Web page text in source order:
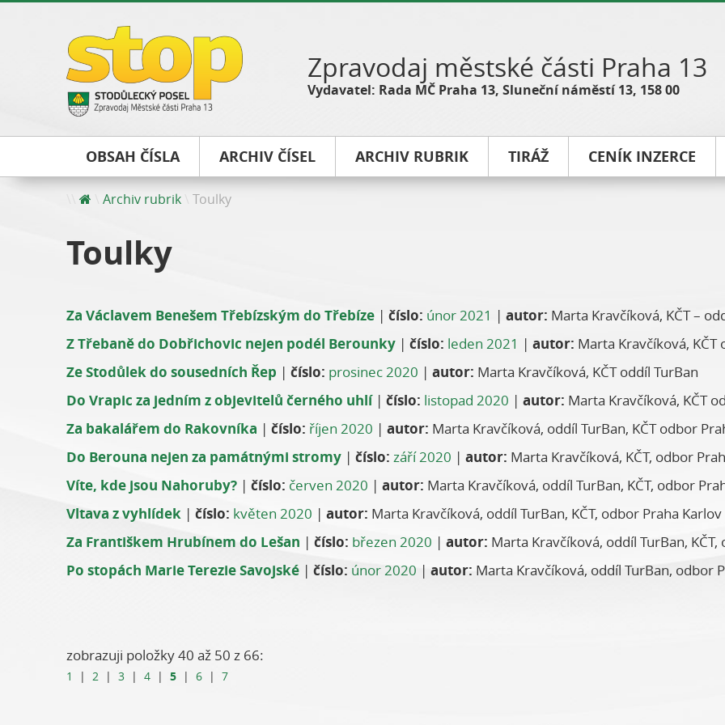
Zpravodaj městské části Praha 13
Vydavatel: Rada MČ Praha 13, Sluneční náměstí 13, 158 00
OBSAH ČÍSLA ARCHIV ČÍSEL ARCHIV RUBRIK TIRÁŽ CENÍK INZERCE
Archiv rubrik Toulky
Toulky
Za Václavem Benešem Třebízským do Třebíze | číslo: únor 2021 | autor: Marta Kravčíková, KČT –
Z Třebaně do Dobřichovic nejen podél Berounky | číslo: leden 2021 | autor: Marta Kravčíková, KČT
Ze Stodůlek do sousedních Řep | číslo: prosinec 2020 | autor: Marta Kravčíková, KČT oddíl TurBan
Do Vrapic za jedním z objevitelů černého uhlí| číslo: listopad 2020 | autor: Marta Kravčíková, KČT
Za bakalářem do Rakovníka | číslo: říjen 2020 | autor: Marta Kravčíková, oddíl TurBan, KČT odbor
Do Berouna nejen za památnými stromy | číslo: září 2020 | autor: Marta Kravčíková, KČT, odbor
Víte, kde jsou Nahoruby? | číslo: červen 2020 | autor: Marta Kravčíková, oddíl TurBan, KČT, odbor
Vltava z vyhlídek | číslo: květen 2020 | autor: Marta Kravčíková, oddíl TurBan, KČT, odbor Praha Karlov
Za Františkem Hrubínem do Lešan | číslo: březen 2020 | autor: Marta Kravčíková, oddíl TurBan,
Po stopách Marie Terezie Savojské | číslo: únor 2020 | autor: Marta Kravčíková, oddíl TurBan, odbor
zobrazuji položky 40 až 50 z 66:
1 | 2 | 3 | 4 | 5 | 6 | 7